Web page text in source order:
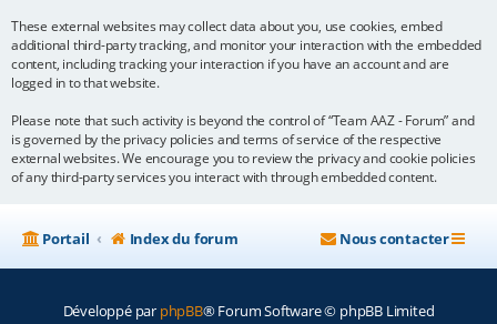
These external websites may collect data about you, use cookies, embed
additional third-party tracking, and monitor your interaction with the embedded
content, including tracking your interaction if you have an account and are
logged in to that website.
Please note that such activity is beyond the control of “Team AAZ - Forum” and
is governed by the privacy policies and terms of service of the respective
external websites. We encourage you to review the privacy and cookie policies
of any third-party services you interact with through embedded content.
Portail Index du forum Nous contacter
Développé par phpBB® Forum Software © phpBB Limited